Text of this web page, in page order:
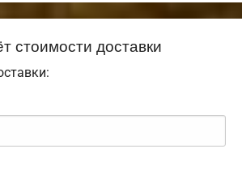
стоимости доставки